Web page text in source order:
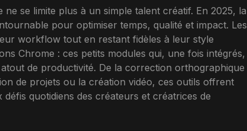
se limite plus à un simple talent créatif. En 2025, la
pour optimiser temps, qualité et impact. Les
workflow tout en restant fidèles à leur style
Chrome : ces petits modules qui, une fois intégrés,
de productivité. De la correction orthographique
de projets ou la création vidéo, ces outils offrent
quotidiens des créateurs et créatrices de